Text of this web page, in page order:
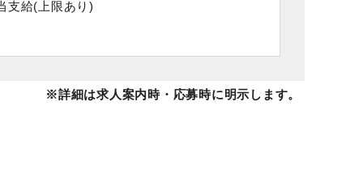
(上限あり)
※詳細は求人案内時・応募時に明示します。